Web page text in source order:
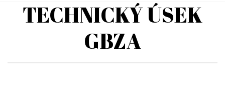
TECHNICKÝ ÚSEK
GBZA